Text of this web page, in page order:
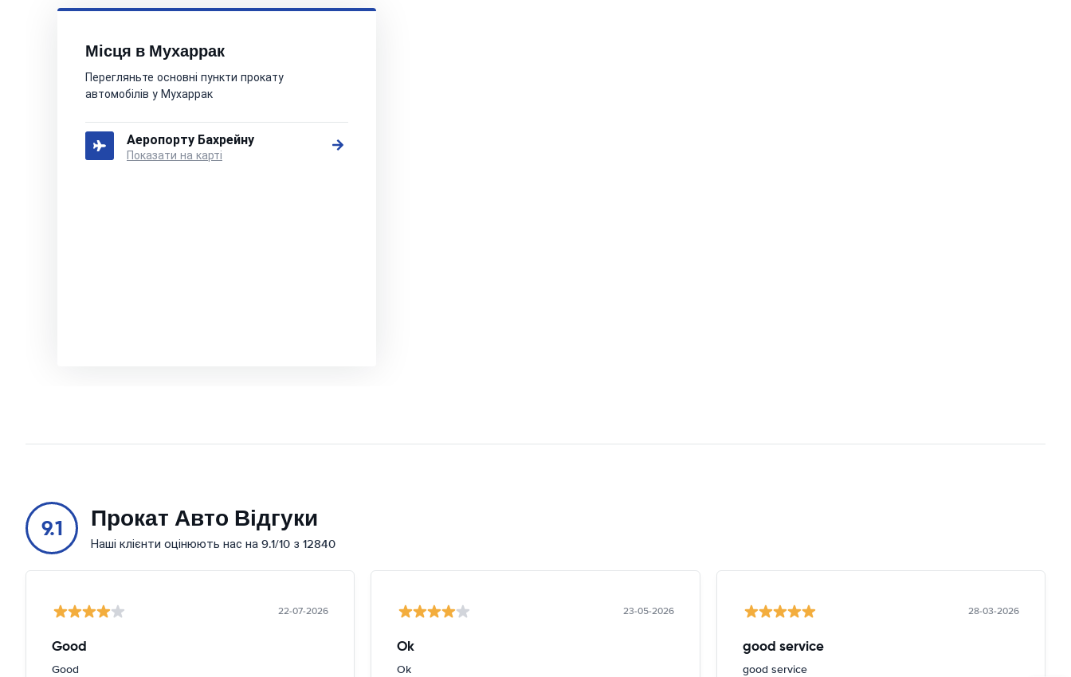
Місця в Мухаррак
Перегляньте основні пункти прокату
автомобілів у Мухаррак
Аеропорту Бахрейну
Показати на карті
9.1 Прокат Авто Відгуки
Наші клієнти оцінюють нас на 9.1/10 з 12840
22-07-2026
Good
Good
23-05-2026
Ok
Ok
28-03-2026
good service
good service